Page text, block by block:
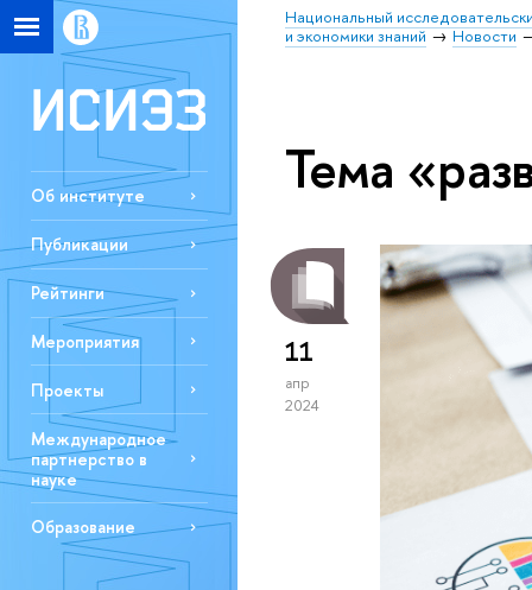
Национальный
и экономики знаний
Новости
Об институте
Публикации
Рейтинги
Мероприятия
Проекты
Международное
партнерство в
науке
Образование
Тема
11
апр
2024